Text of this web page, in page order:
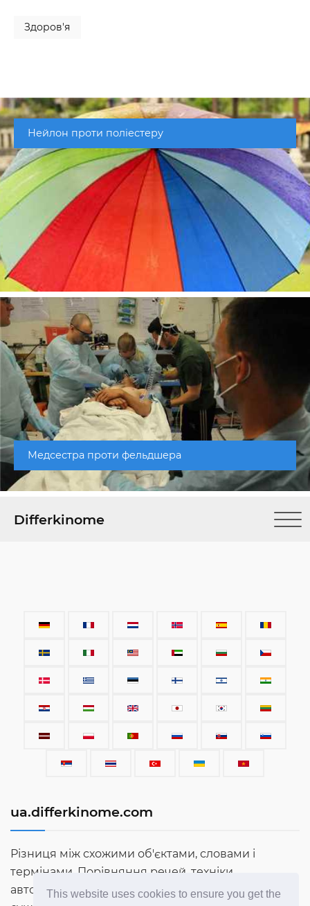
This website uses cookies to ensure you get the
Здоров'я
Нейлон проти поліестеру
Медсестра проти фельдшера
Differkinome
ua.differkinome.com
Різниця між схожими об'єктами, словами і
термінами. Порівняння речей, техніки,
автомобілів, термінів, людей і всього іншого, що